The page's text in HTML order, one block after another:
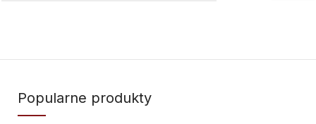
Popularne produkty